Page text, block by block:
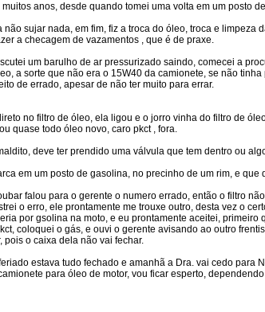
anos, desde quando tomei uma volta em um posto
sujar nada, em fim, fiz a troca do óleo, troca e
a checagem de vazamentos , que é de praxe.
um barulho de ar pressurizado saindo, comecei a
a sorte que não era o 15W40 da camionete, se não tinha
de errado, apesar de não ter muito para errar.
no filtro de óleo, ela ligou e o jorro vinha do filtro de
quase todo óleo novo, caro pkct , fora.
deve ter prendido uma válvula que tem dentro ou
em um posto de gasolina, no precinho de um rim, e
falou para o gerente o numero errado, então o filtro
o erro, ele prontamente me trouxe outro, desta vez o
por gsolina na moto, e eu prontamente aceitei,
coloquei o gás, e ouvi o gerente avisando ao outro
pois o caixa dela não vai fechar.
estava tudo fechado e amanhã a Dra. vai cedo para
para óleo de motor, vou ficar esperto,